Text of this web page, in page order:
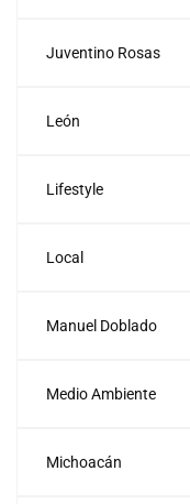
Juventino Rosas
León
Lifestyle
Local
Manuel Doblado
Medio Ambiente
Michoacán